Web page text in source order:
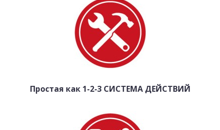
Простая как 1-2-3 СИСТЕМА ДЕЙСТВИЙ